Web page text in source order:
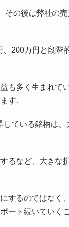
の後は弊社の
200万円と段階
も多く生まれて
す。
ている銘柄は
るなど、大きな
するのではなく
ート続いていく